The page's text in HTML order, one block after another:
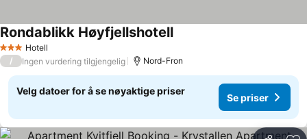
3 StjernerHotell
Rondablikk Høyfjellshotell
/ Ingen vurdering tilgjengelig Nord-Fron
Velg datoer for å se nøyaktige priser
Se priser